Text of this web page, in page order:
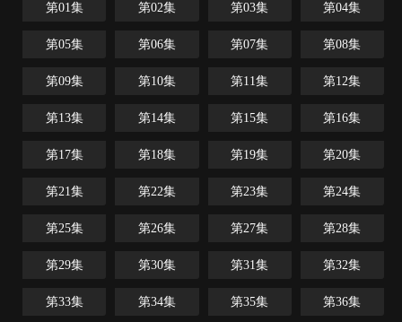
第01集 第02集 第03集 第04集
第05集 第06集 第07集 第08集
第09集 第10集 第11集 第12集
第13集 第14集 第15集 第16集
第17集 第18集 第19集 第20集
第21集 第22集 第23集 第24集
第25集 第26集 第27集 第28集
第29集 第30集 第31集 第32集
第33集 第34集 第35集 第36集